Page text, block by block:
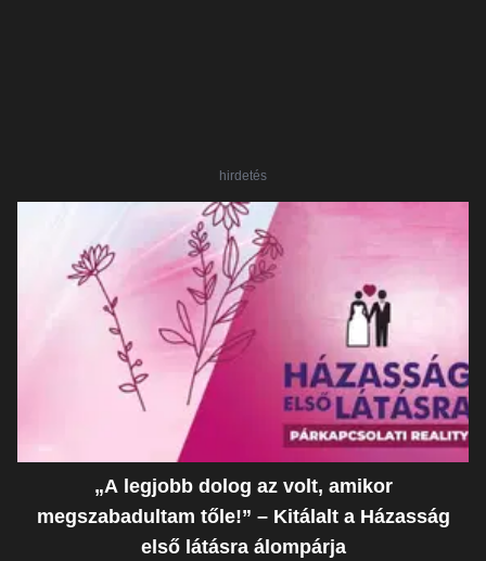
hirdetés
„A legjobb dolog az volt, amikor
megszabadultam tőle!” – Kitálalt a Házasság
első látásra álompárja